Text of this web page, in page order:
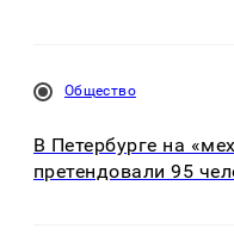
Общество
В Петербурге на
претендовали 95